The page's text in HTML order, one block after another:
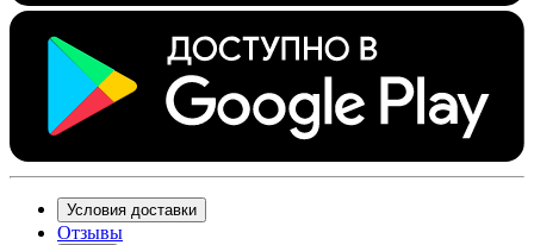
Условия доставки
Отзывы